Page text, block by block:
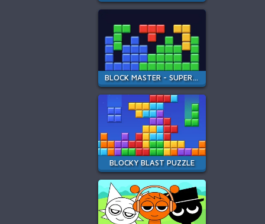
BLOCK MASTER - SUPER PUZZLE
BLOCKY BLAST PUZZLE